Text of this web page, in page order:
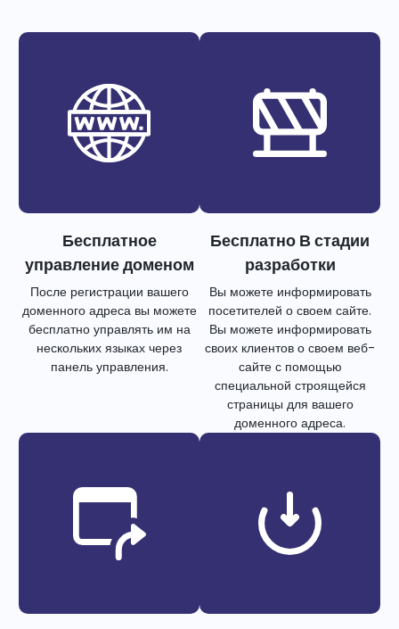
Бесплатное
управление доменом
После регистрации вашего
доменного адреса вы можете
бесплатно управлять им на
нескольких языках через
панель управления.
Бесплатно В стадии
разработки
Вы можете информировать
посетителей о своем сайте.
Вы можете информировать
своих клиентов о своем веб-
сайте с помощью
специальной строящейся
страницы для вашего
доменного адреса.